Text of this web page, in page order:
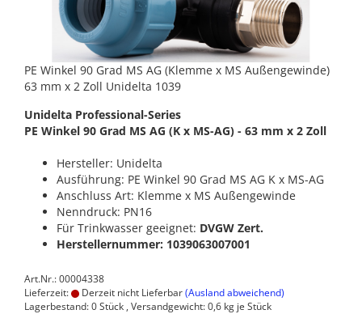
PE Winkel 90 Grad MS AG (Klemme x MS Außengewinde)
63 mm x 2 Zoll Unidelta 1039
Unidelta Professional-Series
PE Winkel 90 Grad MS AG (K x MS-AG) - 63 mm x 2 Zoll
Hersteller: Unidelta
Ausführung: PE Winkel 90 Grad MS AG K x MS-AG
Anschluss Art: Klemme x MS Außengewinde
Nenndruck: PN16
Für Trinkwasser geeignet: DVGW Zert.
Herstellernummer: 1039063007001
Art.Nr.: 00004338
Lieferzeit:
Derzeit nicht Lieferbar(Ausland abweichend)
Lagerbestand: 0 Stück , Versandgewicht:0,6 kg je Stück